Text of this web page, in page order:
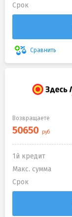
Срок
Сравнить
Возвращаете
1й кредит
Макс. сумма
Срок